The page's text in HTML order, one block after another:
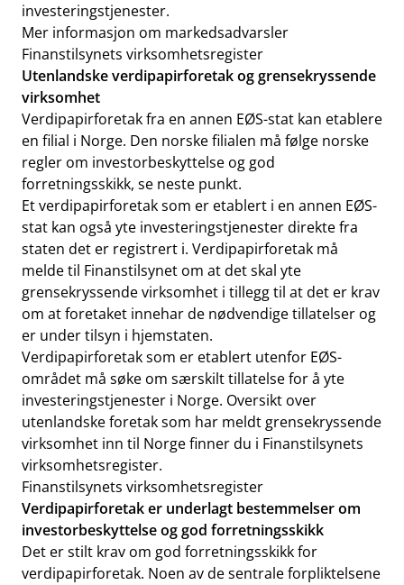
investeringstjenester.
Mer informasjon om markedsadvarsler
Finanstilsynets virksomhetsregister
Utenlandske verdipapirforetak og grensekryssende
virksomhet
Verdipapirforetak fra en annen EØS-stat kan etablere
en filial i Norge. Den norske filialen må følge norske
regler om investorbeskyttelse og god
forretningsskikk, se neste punkt.
Et verdipapirforetak som er etablert i en annen EØS-
stat kan også yte investeringstjenester direkte fra
staten det er registrert i. Verdipapirforetak må
melde til Finanstilsynet om at det skal yte
grensekryssende virksomhet i tillegg til at det er krav
om at foretaket innehar de nødvendige tillatelser og
er under tilsyn i hjemstaten.
Verdipapirforetak som er etablert utenfor EØS-
området må søke om særskilt tillatelse for å yte
investeringstjenester i Norge. Oversikt over
utenlandske foretak som har meldt grensekryssende
virksomhet inn til Norge finner du i Finanstilsynets
virksomhetsregister.
Finanstilsynets virksomhetsregister
Verdipapirforetak er underlagt bestemmelser om
investorbeskyttelse og god forretningsskikk
Det er stilt krav om god forretningsskikk for
verdipapirforetak. Noen av de sentrale forpliktelsene